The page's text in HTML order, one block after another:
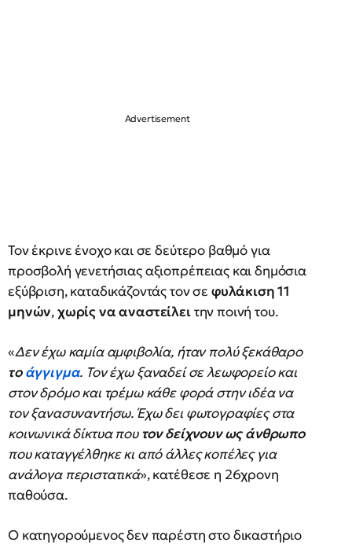
Τον έκρινε ένοχο και σε δεύτερο βαθμό για
προσβολή γενετήσιας αξιοπρέπειας και δημόσια
εξύβριση, καταδικάζοντάς τον σε φυλάκιση 11
μηνών,χωρίς να αναστείλειτην ποινή του.
«Δεν έχω καμία αμφιβολία, ήταν πολύ ξεκάθαρο
τοάγγιγμα. Τον έχω ξαναδεί σε λεωφορείο και
στον δρόμο και τρέμω κάθε φορά στην ιδέα να
τον ξανασυναντήσω. Έχω δει φωτογραφίες στα
κοινωνικά δίκτυα που τον δείχνουν ως άνθρωπο
που καταγγέλθηκε κι από άλλες κοπέλες για
ανάλογα περιστατικά», κατέθεσε η 26χρονη
παθούσα.
Ο κατηγορούμενος δεν παρέστη στο δικαστήριο